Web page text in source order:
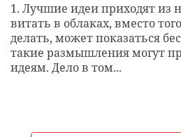
1. Лучшие идеи приходят из
витать в облаках, вместо
делать, может показаться
такие размышления могут
идеям. Дело в том...